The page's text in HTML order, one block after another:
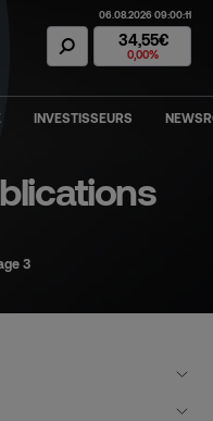
Action Fnac
06.08.2026 09:00:11
34,55€
0,00%
INVESTISSEURS
3